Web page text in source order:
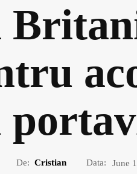
De: Cristian Data: June